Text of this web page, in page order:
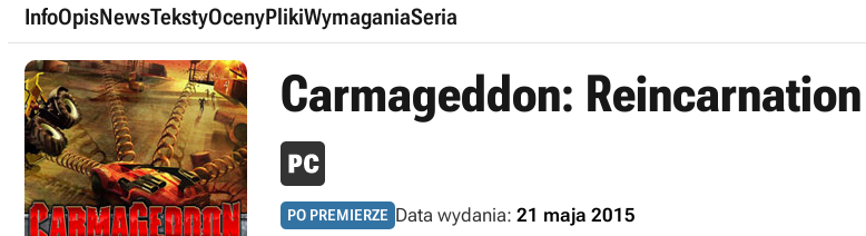
InfoOpisNewsTekstyOcenyPlikiWymaganiaSeria
Carmageddon: Reincarnation
PO PREMIERZE Data wydania: 21 maja 2015